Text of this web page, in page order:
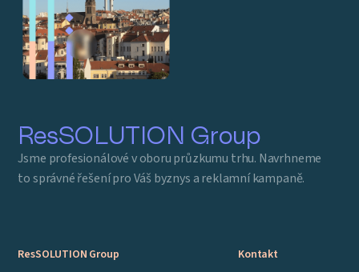
ResSOLUTION Group
Jsme profesionálové v oboru průzkumu trhu. Navrhneme
to správné řešení pro Váš byznys a reklamní kampaně.
ResSOLUTION Group
Kontakt